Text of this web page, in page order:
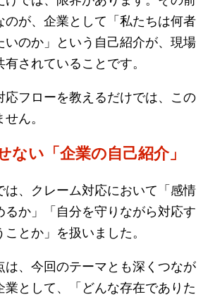
のが、企業として「私たちは何者
いのか」という自己紹介が、現場
されていることです。
フローを教えるだけでは、この
ん。
ない「企業の自己紹介」
、クレーム対応において「感情
るか」「自分を守りながら対応す
とか」を扱いました。
、今回のテーマとも深くつなが
業として、「どんな存在でありた